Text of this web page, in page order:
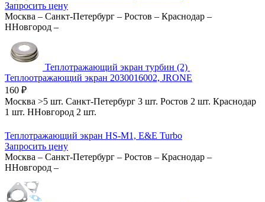
Запросить цену
Москва – Санкт-Петербург – Ростов – Краснодар –
ННовгород –
Теплотражающий экран турбин (2)
Теплоотражающий экран 2030016002, JRONE
160 ₽
Москва >5 шт. Санкт-Петербург 3 шт. Ростов 2 шт. Краснодар
1 шт. ННовгород 2 шт.
Теплотражающий экран HS-M1, E&E Turbo
Запросить цену
Москва – Санкт-Петербург – Ростов – Краснодар –
ННовгород –